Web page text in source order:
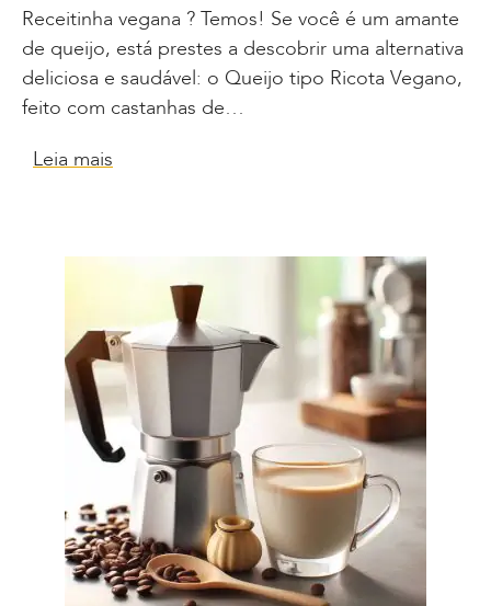
Receitinha vegana ? Temos! Se você é um amante
de queijo, está prestes a descobrir uma alternativa
deliciosa e saudável: o Queijo tipo Ricota Vegano,
feito com castanhas de…
Leia mais